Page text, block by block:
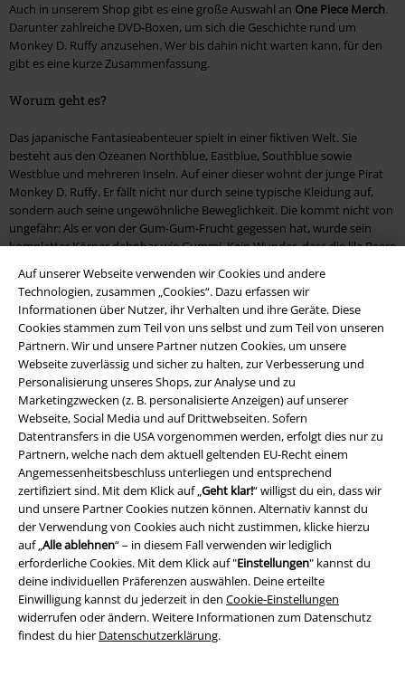
Auf unserer Webseite verwenden wir Cookies und andere
Technologien, zusammen „Cookies“. Dazu erfassen wir
Informationen über Nutzer, ihr Verhalten und ihre Geräte. Diese
Cookies stammen zum Teil von uns selbst und zum Teil von unseren
Partnern. Wir und unsere Partner nutzen Cookies, um unsere
Webseite zuverlässig und sicher zu halten, zur Verbesserung und
Personalisierung unseres Shops, zur Analyse und zu
Marketingzwecken (z. B. personalisierte Anzeigen) auf unserer
Webseite, Social Media und auf Drittwebseiten. Sofern
Datentransfers in die USA vorgenommen werden, erfolgt dies nur zu
Partnern, welche nach dem aktuell geltenden EU-Recht einem
Angemessenheitsbeschluss unterliegen und entsprechend
zertifiziert sind. Mit dem Klick auf „Geht klar!“ willigst du ein, dass wir
und unsere Partner Cookies nutzen können. Alternativ kannst du
der Verwendung von Cookies auch nicht zustimmen, klicke hierzu
auf „Alle ablehnen“ – in diesem Fall verwenden wir lediglich
erforderliche Cookies. Mit dem Klick auf "Einstellungen" kannst du
deine individuellen Präferenzen auswählen. Deine erteilte
Einwilligung kannst du jederzeit in den Cookie-Einstellungen
widerrufen oder ändern. Weitere Informationen zum Datenschutz
findest du hier Datenschutzerklärung.
Auch in unserem Shop gibt es eine große Auswahl an One Piece Merch.
Darunter zahlreiche DVD-Boxen, um sich die Geschichte rund um
Monkey D. Ruffy anzusehen. Wer bis dahin nicht warten kann, für den
gibt es eine kurze Zusammenfassung.
Worum geht es?
Das japanische Fantasieabenteuer spielt in einer fiktiven Welt. Sie
besteht aus den Ozeanen Northblue, Eastblue, Southblue sowie
Westblue und mehreren Inseln. Auf einer dieser wohnt der junge Pirat
Monkey D. Ruffy. Er fällt nicht nur durch seine typische Kleidung auf,
sondern auch seine ungewöhnliche Beweglichkeit. Die kommt nicht von
ungefähr: Als er von der Gum-Gum-Frucht gegessen hat, wurde sein
kompletter Körper dehnbar wie Gummi. Kein Wunder, dass die lila Beere
wird, verlässt er seine Heimat und will den Schatz „One Piece
Wenn er den findet, würde er zum König der Piraten werden!
Auf seiner Suche nach dem kostbaren Schatz schließen sich ihm Nami,
eine Navigatorin und Lorenor Zorro, ein ehemaliger Piratenjäger sowie
Schwertkämpfer, an. Gemeinsam machen sich die drei den Piratenclown
Buggy zum Feind. Dafür gewinnen sie mit Lysop ein weiteres
Bandenmitglied. Durch Lysop kommt die Strohhutbande an ihr erstes
eigenes Schiff namens Flying Lamb. Um mit dem Schiff etwas anfangen
zu können, sucht die Bande einen Koch und findet ihn mit Sanji. Nun
kann es losgehen!
Gemeinsam müssen die Bandenmitglieder sich vor Angriffen des
Marinekapitäns Smoker in Acht nehmen, den Riesenwal La Boum
retten, dem ausgesetzten Kopfgeld auf Monkey entgehen und
aggressiven Samurais entkommen. Doch es wird nicht nur auf dem
Meer gesegelt.
Auch unter Wasser geht bei One Piece die Post ab. Die Piraten tauchen
zur Fischmenscheninsel und sind mal wieder zur falschen Zeit am
falschen Ort. Nur durch die Hilfe von Seekönigen kann die Bande